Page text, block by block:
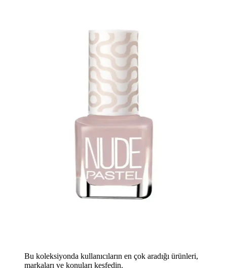
Bu koleksiyonda kullanıcıların en çok aradığı ürünleri,
markaları ve konuları keşfedin.